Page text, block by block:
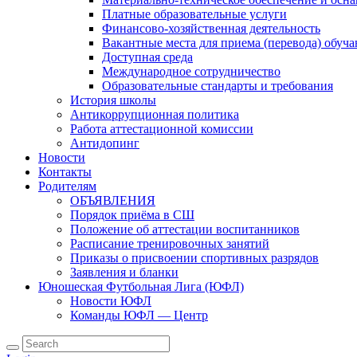
Платные образовательные услуги
Финансово-хозяйственная деятельность
Вакантные места для приема (перевода)
Доступная среда
Международное сотрудничество
Образовательные стандарты и требования
История школы
Антикоррупционная политика
Работа аттестационной комиссии
Антидопинг
Новости
Контакты
Родителям
ОБЪЯВЛЕНИЯ
Порядок приёма в СШ
Положение об аттестации воспитанников
Расписание тренировочных занятий
Приказы о присвоении спортивных разрядов
Заявления и бланки
Юношеская Футбольная Лига (ЮФЛ)
Новости ЮФЛ
Команды ЮФЛ — Центр